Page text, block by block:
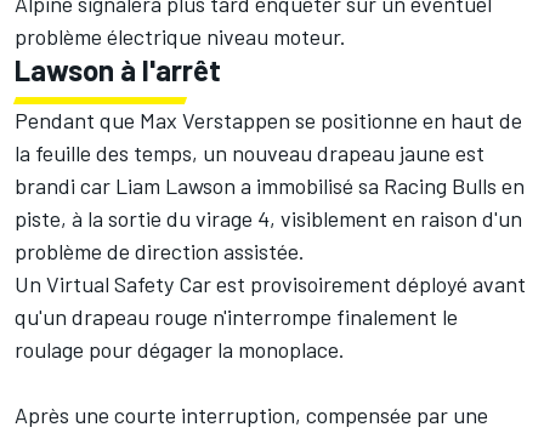
problème électrique niveau moteur.
Lawson à l'arrêt
Pendant que Max Verstappen se positionne en haut de
la feuille des temps, un nouveau drapeau jaune est
brandi car Liam Lawson a immobilisé sa Racing Bulls en
piste, à la sortie du virage 4, visiblement en raison d'un
problème de direction assistée.
Un Virtual Safety Car est provisoirement déployé avant
qu'un drapeau rouge n'interrompe finalement le
roulage pour dégager la monoplace.
Après une courte interruption, compensée par une